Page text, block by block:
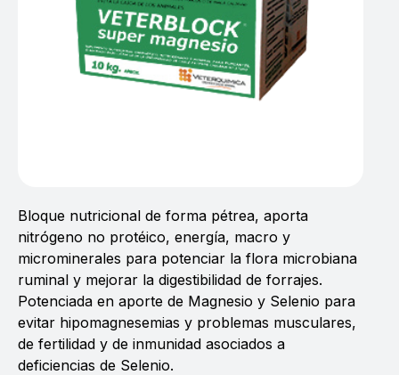
Bloque nutricional de forma pétrea, aporta
nitrógeno no protéico, energía, macro y
microminerales para potenciar la flora microbiana
ruminal y mejorar la digestibilidad de forrajes.
Potenciada en aporte de Magnesio y Selenio para
evitar hipomagnesemias y problemas musculares,
de fertilidad y de inmunidad asociados a
deficiencias de Selenio.